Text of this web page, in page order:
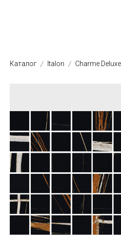
Каталог Italon Charme Deluxe